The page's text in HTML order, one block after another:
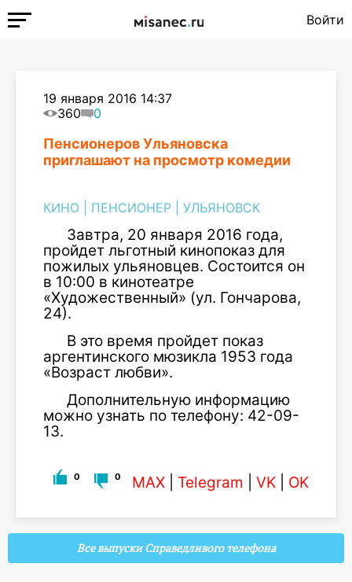
Войти
19 января 2016 14:37
360
0
Пенсионеров Ульяновска
приглашают на просмотр комедии
КИНО ПЕНСИОНЕР УЛЬЯНОВСК
Завтра, 20 января 2016 года,
пройдет льготный кинопоказ для
пожилых ульяновцев. Состоится он
в 10:00 в кинотеатре
«Художественный» (ул. Гончарова,
24).
В это время пройдет показ
аргентинского мюзикла 1953 года
«Возраст любви».
Дополнительную информацию
можно узнать по телефону: 42-09-
13.
0 0 MAX Telegram VK OK
Все выпуски Справедливого телефона